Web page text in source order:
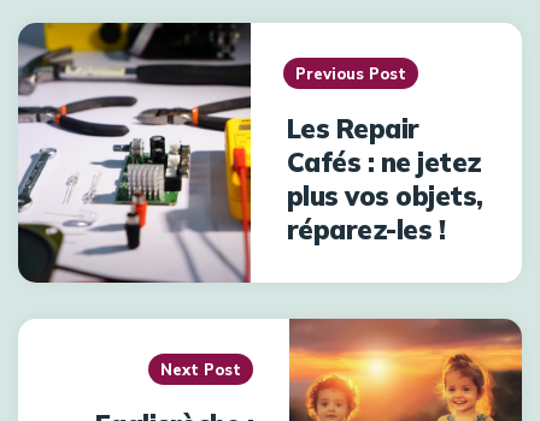
Post
navigation
Previous Post
Les Repair
Cafés : ne jetez
plus vos objets,
réparez-les !
Next Post